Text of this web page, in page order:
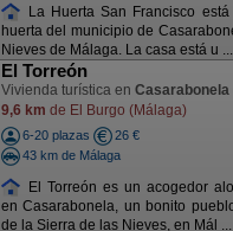
La Huerta San Francisco
huerta del municipio de
Nieves de Málaga. La casa está u ...
El Torreón
Vivienda turística en Casarabonela
9,6 km de El Burgo (Málaga)
6-20 plazas
26 €
43 km de Málaga
El Torreón es un acogedor
en Casarabonela, un bonito
de la Sierra de las Nieves, en Mál ...